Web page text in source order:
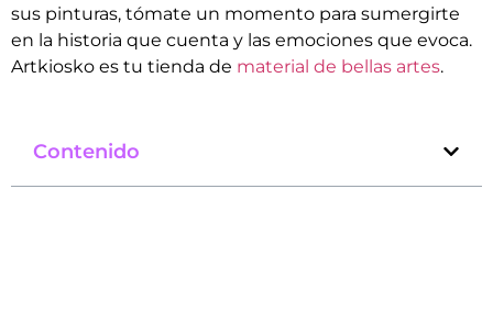
sus pinturas, tómate un momento para sumergirte
en la historia que cuenta y las emociones que evoca.
Artkiosko es tu tienda de material de bellas artes.
Contenido